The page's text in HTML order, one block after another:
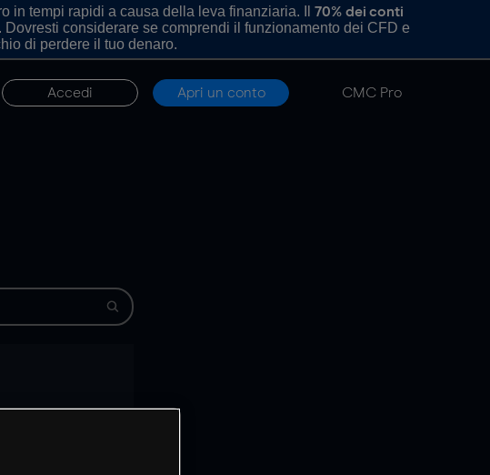
in tempi rapidi a causa della leva finanziaria. Il 70% dei conti
Dovresti considerare se comprendi il funzionamento dei CFD e
di perdere il tuo denaro.
Accedi Apri un conto CMC Pro